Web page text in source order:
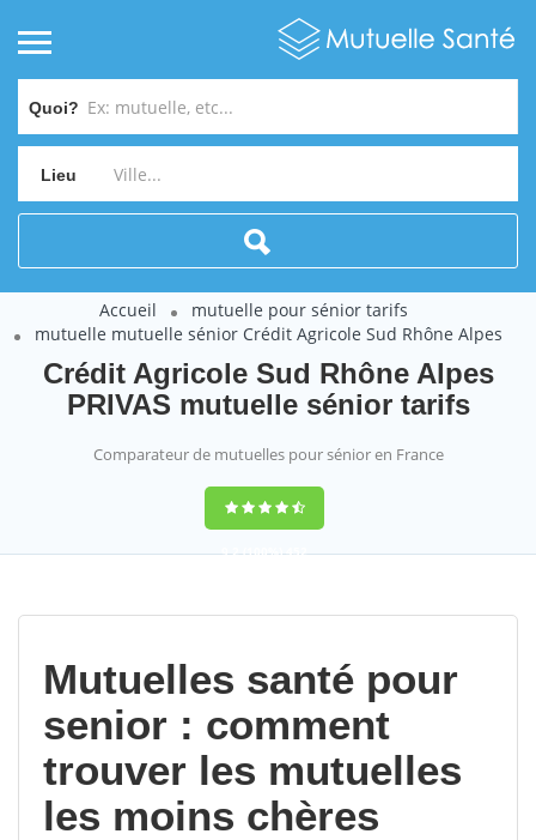
Quoi?
Lieu
Accueil
mutuelle pour sénior tarifs
mutuelle mutuelle sénior Crédit Agricole Sud Rhône Alpes
Crédit Agricole Sud Rhône Alpes
PRIVAS mutuelle sénior tarifs
Comparateur de mutuelles pour sénior en France
9,2(100%)452
Mutuelles santé pour
senior : comment
trouver les mutuelles
les moins chères